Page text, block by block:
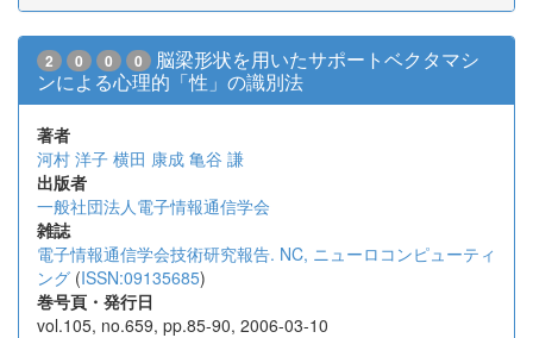
2 0 0 0
脳梁形状を用いたサポートベクタマシ
ンによる心理的「性」の識別法
著者
河村 洋子 横田 康成 亀谷 謙
出版者
一般社団法人電子情報通信学会
雑誌
電子情報通信学会技術研究報告. NC, ニューロコンピューティ
ング (ISSN:09135685)
巻号頁・発行日
vol.105, no.659, pp.85-90, 2006-03-10